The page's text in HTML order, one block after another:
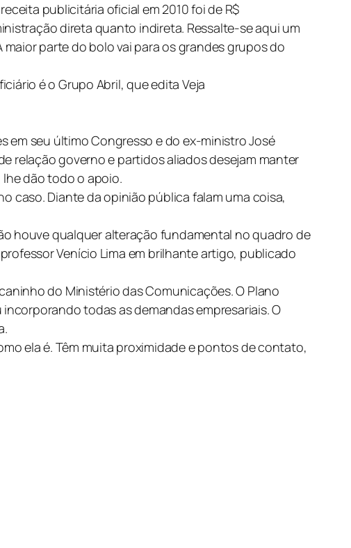
publicitária oficial em 2010 foi de R$
direta quanto indireta. Ressalte-se aqui um
parte do bolo vai para os grandes grupos do
é o Grupo Abril, que edita Veja
em seu último Congresso e do ex-ministro José
relação governo e partidos aliados desejam manter
lhe dão todo o apoio.
caso. Diante da opinião pública falam uma coisa,
houve qualquer alteração fundamental no quadro de
Venício Lima em brilhante artigo, publicado
do Ministério das Comunicações. O Plano
todas as demandas empresariais. O
ela é. Têm muita proximidade e pontos de contato,